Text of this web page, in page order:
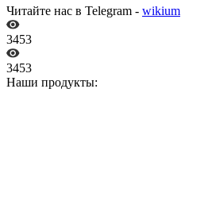
Читайте нас в Telegram - wikium
3453
3453
Наши продукты: